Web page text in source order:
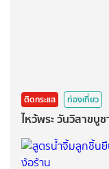
ติดกระแส ท่องเที่ยว
ไหว้พระ วันวิสาขบู